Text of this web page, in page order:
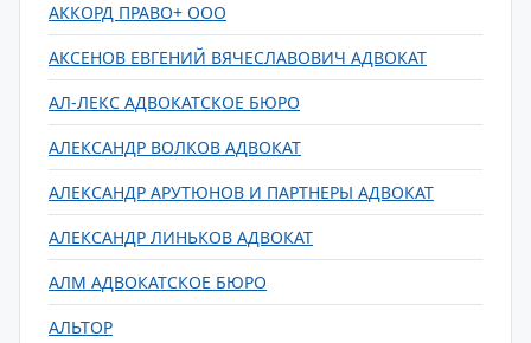
АККОРД ПРАВО+ ООО
АКСЕНОВ ЕВГЕНИЙ ВЯЧЕСЛАВОВИЧ АДВОКАТ
АЛ-ЛЕКС АДВОКАТСКОЕ БЮРО
АЛЕКСАНДР ВОЛКОВ АДВОКАТ
АЛЕКСАНДР АРУТЮНОВ И ПАРТНЕРЫ АДВОКАТ
АЛЕКСАНДР ЛИНЬКОВ АДВОКАТ
АЛМ АДВОКАТСКОЕ БЮРО
АЛЬТОР